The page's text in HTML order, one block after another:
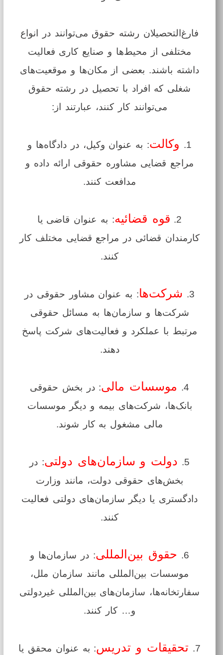
فارغ‌التحصیلان رشته حقوق می‌توانند در انواع
مختلفی از محیط‌ها و صنایع کاری فعالیت
داشته باشند. بعضی از مکان‌ها و موقعیت‌های
شغلی که افراد با تحصیل در رشته حقوق
می‌توانند کار کنند، عبارتند از:
وکالت: به عنوان وکیل، در دادگاه‌ها و
مراجع قضایی مشاوره حقوقی ارائه داده و
مدافعت کنند.
قوه قضائیه: به عنوان قاضی یا
کارمندان قضائی در مراجع قضایی مختلف کار
کنند.
شرکت‌ها: به عنوان مشاور حقوقی در
شرکت‌ها و سازمان‌ها به مسائل حقوقی
مرتبط با عملکرد و فعالیت‌های شرکت پاسخ
دهند.
موسسات مالی: در بخش حقوقی
بانک‌ها، شرکت‌های بیمه و دیگر موسسات
مالی مشغول به کار شوند.
دولت و سازمان‌های دولتی: در
بخش‌های حقوقی دولت، مانند وزارت
دادگستری یا دیگر سازمان‌های دولتی فعالیت
کنند.
حقوق بین‌المللی: در سازمان‌ها و
موسسات بین‌المللی مانند سازمان ملل،
سفارتخانه‌ها، سازمان‌های بین‌المللی غیردولتی
و… کار کنند.
تحقیقات و تدریس: به عنوان محقق یا